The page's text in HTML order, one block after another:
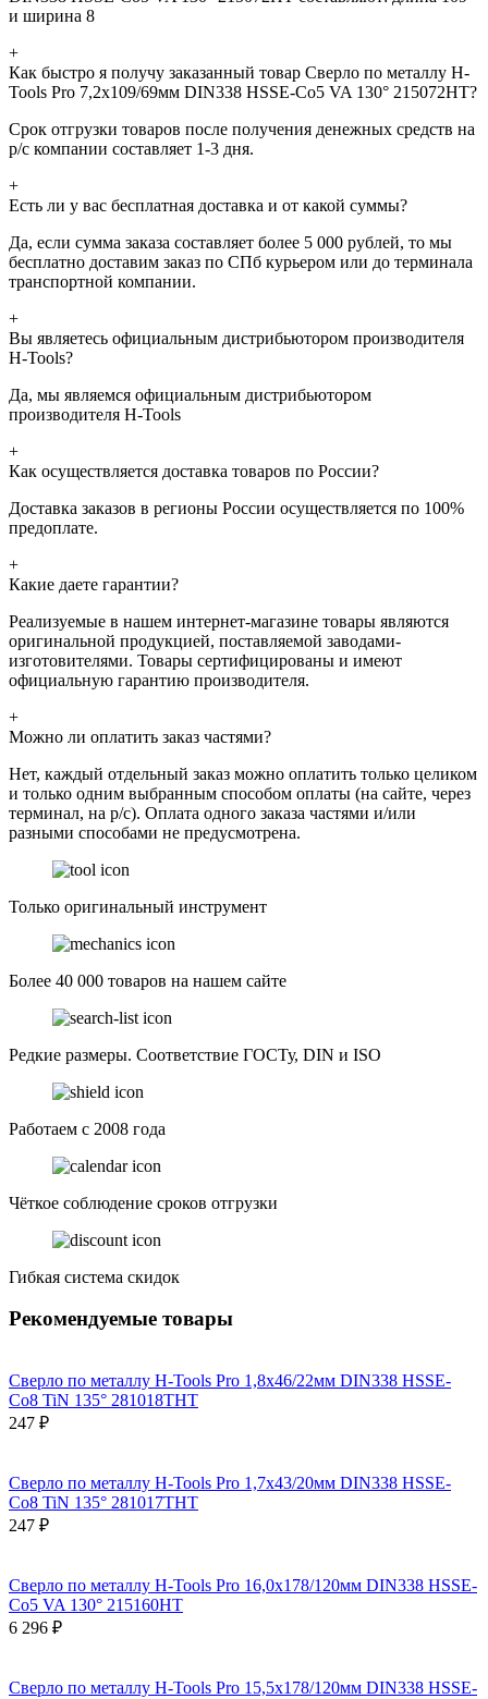
и ширина 8
+
Как быстро я получу заказанный товар Сверло по металлу H-
Tools Pro 7,2x109/69мм DIN338 HSSE-Co5 VA 130° 215072HT?
Срок отгрузки товаров после получения денежных средств на
р/с компании составляет 1-3 дня.
+
Есть ли у вас бесплатная доставка и от какой суммы?
Да, если сумма заказа составляет более 5 000 рублей, то мы
бесплатно доставим заказ по СПб курьером или до терминала
транспортной компании.
+
Вы являетесь официальным дистрибьютором производителя
H-Tools?
Да, мы являемся официальным дистрибьютором
производителя H-Tools
+
Как осуществляется доставка товаров по России?
Доставка заказов в регионы России осуществляется по 100%
предоплате.
+
Какие даете гарантии?
Реализуемые в нашем интернет-магазине товары являются
оригинальной продукцией, поставляемой заводами-
изготовителями. Товары сертифицированы и имеют
официальную гарантию производителя.
+
Можно ли оплатить заказ частями?
Нет, каждый отдельный заказ можно оплатить только целиком
и только одним выбранным способом оплаты (на сайте, через
терминал, на р/с). Оплата одного заказа частями и/или
разными способами не предусмотрена.
Только оригинальный инструмент
Более 40 000 товаров на нашем сайте
Редкие размеры. Соответствие ГОСТу, DIN и ISO
Работаем с 2008 года
Чёткое соблюдение сроков отгрузки
Гибкая система скидок
Рекомендуемые товары
Сверло по металлу H-Tools Pro 1,8x46/22мм DIN338 HSSE-
Co8 TiN 135° 281018THT
247 ₽
Сверло по металлу H-Tools Pro 1,7x43/20мм DIN338 HSSE-
Co8 TiN 135° 281017THT
247 ₽
Сверло по металлу H-Tools Pro 16,0x178/120мм DIN338 HSSE-
Co5 VA 130° 215160HT
6 296 ₽
Сверло по металлу H-Tools Pro 15,5x178/120мм DIN338 HSSE-